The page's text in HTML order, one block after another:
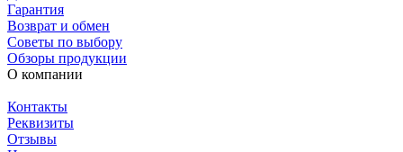
Гарантия
Возврат и обмен
Советы по выбору
Обзоры продукции
О компании
Контакты
Реквизиты
Отзывы